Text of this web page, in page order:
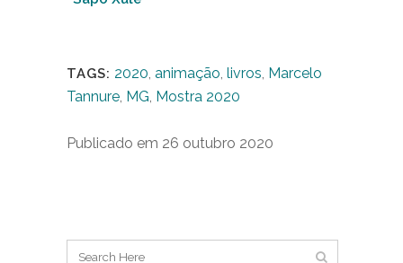
TAGS: 2020, animação, livros, Marcelo
Tannure, MG, Mostra 2020
Publicado em 26 outubro 2020